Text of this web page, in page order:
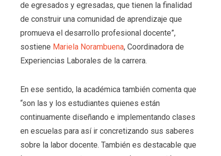
de egresados y egresadas, que tienen la finalidad
de construir una comunidad de aprendizaje que
promueva el desarrollo profesional docente”,
sostiene Mariela Norambuena, Coordinadora de
Experiencias Laborales de la carrera.
En ese sentido, la académica también comenta que
“son las y los estudiantes quienes están
continuamente diseñando e implementando clases
en escuelas para así ir concretizando sus saberes
sobre la labor docente. También es destacable que